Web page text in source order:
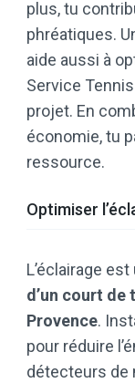
plus, tu
phréatiques.
aide aussi à
Service
projet. En
économie, tu
ressource.
Optimiser
L’éclairage
d’un court
Provence.
pour réduire
détecteurs de